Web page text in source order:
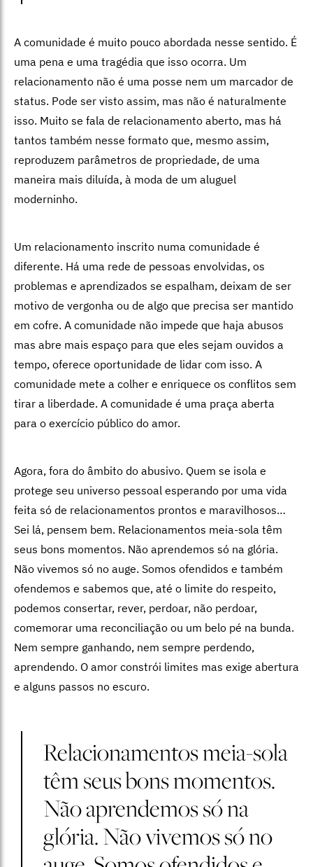
A comunidade é muito pouco abordada nesse sentido. É
uma pena e uma tragédia que isso ocorra. Um
relacionamento não é uma posse nem um marcador de
status. Pode ser visto assim, mas não é naturalmente
isso. Muito se fala de relacionamento aberto, mas há
tantos também nesse formato que, mesmo assim,
reproduzem parâmetros de propriedade, de uma
maneira mais diluída, à moda de um aluguel
moderninho.
Um relacionamento inscrito numa comunidade é
diferente. Há uma rede de pessoas envolvidas, os
problemas e aprendizados se espalham, deixam de ser
motivo de vergonha ou de algo que precisa ser mantido
em cofre. A comunidade não impede que haja abusos
mas abre mais espaço para que eles sejam ouvidos a
tempo, oferece oportunidade de lidar com isso. A
comunidade mete a colher e enriquece os conflitos sem
tirar a liberdade. A comunidade é uma praça aberta
para o exercício público do amor.
Agora, fora do âmbito do abusivo. Quem se isola e
protege seu universo pessoal esperando por uma vida
feita só de relacionamentos prontos e maravilhosos…
Sei lá, pensem bem. Relacionamentos meia-sola têm
seus bons momentos. Não aprendemos só na glória.
Não vivemos só no auge. Somos ofendidos e também
ofendemos e sabemos que, até o limite do respeito,
podemos consertar, rever, perdoar, não perdoar,
comemorar uma reconciliação ou um belo pé na bunda.
Nem sempre ganhando, nem sempre perdendo,
aprendendo. O amor constrói limites mas exige abertura
e alguns passos no escuro.
Relacionamentos meia-sola
têm seus bons momentos.
Não aprendemos só na
glória. Não vivemos só no